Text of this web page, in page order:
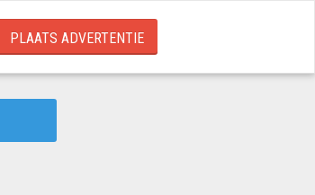
PLAATS ADVERTENTIE